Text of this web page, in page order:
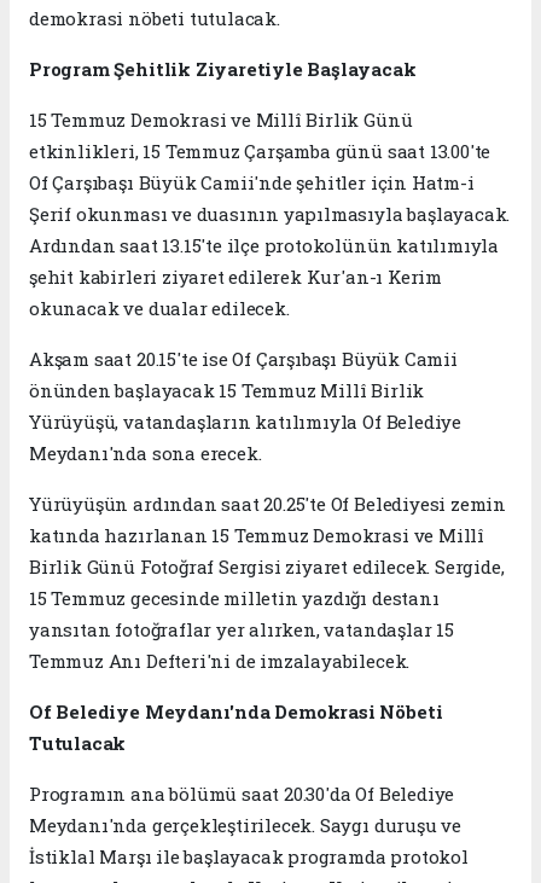
demokrasi nöbeti tutulacak.
Program Şehitlik Ziyaretiyle Başlayacak
15 Temmuz Demokrasi ve Millî Birlik Günü
etkinlikleri, 15 Temmuz Çarşamba günü saat 13.00'te
Of Çarşıbaşı Büyük Camii'nde şehitler için Hatm-i
Şerif okunması ve duasının yapılmasıyla başlayacak.
Ardından saat 13.15'te ilçe protokolünün katılımıyla
şehit kabirleri ziyaret edilerek Kur'an-ı Kerim
okunacak ve dualar edilecek.
Akşam saat 20.15'te ise Of Çarşıbaşı Büyük Camii
önünden başlayacak 15 Temmuz Millî Birlik
Yürüyüşü, vatandaşların katılımıyla Of Belediye
Meydanı'nda sona erecek.
Yürüyüşün ardından saat 20.25'te Of Belediyesi zemin
katında hazırlanan 15 Temmuz Demokrasi ve Millî
Birlik Günü Fotoğraf Sergisi ziyaret edilecek. Sergide,
15 Temmuz gecesinde milletin yazdığı destanı
yansıtan fotoğraflar yer alırken, vatandaşlar 15
Temmuz Anı Defteri'ni de imzalayabilecek.
Of Belediye Meydanı'nda Demokrasi Nöbeti
Tutulacak
Programın ana bölümü saat 20.30'da Of Belediye
Meydanı'nda gerçekleştirilecek. Saygı duruşu ve
İstiklal Marşı ile başlayacak programda protokol